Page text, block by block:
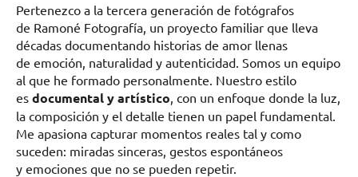
Pertenezco a la tercera generación de fotógrafos
de Ramoné Fotografía, un proyecto familiar que lleva
décadas documentando historias de amor llenas
de emoción, naturalidad y autenticidad. Somos un equipo
al que he formado personalmente. Nuestro estilo
es documental y artístico , con un enfoque donde la luz,
la composición y el detalle tienen un papel fundamental.
Me apasiona capturar momentos reales tal y como
suceden: miradas sinceras, gestos espontáneos
y emociones que no se pueden repetir.